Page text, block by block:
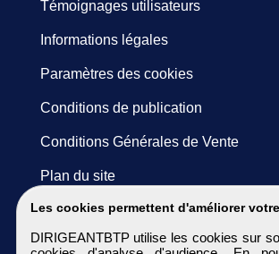
Les cookies permettent d'améliorer
DIRIGEANTBTP utilise les cookies sur
Témoignages utilisateurs
Informations légales
Paramètres des cookies
Conditions de publication
Conditions Générales de Vente
Plan du site